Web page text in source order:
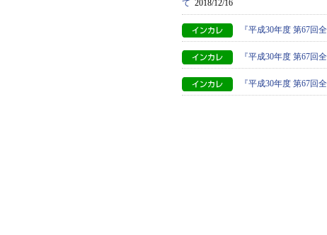
て 2018/12/16
『平成30年度 第67
『平成30年度 第67回
『平成30年度 第67回